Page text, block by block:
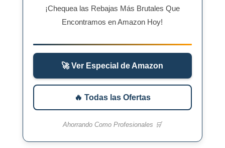
¡Chequea las Rebajas Más Brutales Que
Encontramos en Amazon Hoy!
🚀 Ver Especial de Amazon
🔥 Todas las Ofertas
Ahorrando Como Profesionales 🛒